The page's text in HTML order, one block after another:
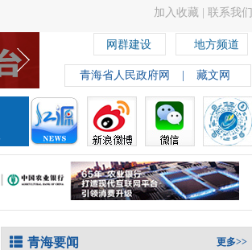
加入收藏 联系我们
网群建设 地方频道
青海省人民政府网 藏文网
青海要闻 更多>>